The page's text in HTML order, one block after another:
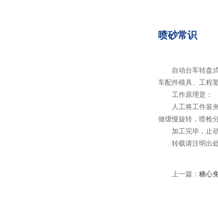
喷砂常识
自动台车转盘式喷砂
车配件模具、工程
工作原理是：
人工将工件装夹在
做缓慢旋转，喷
加工完毕，止动
转载请注明出处
上一篇： 糖心